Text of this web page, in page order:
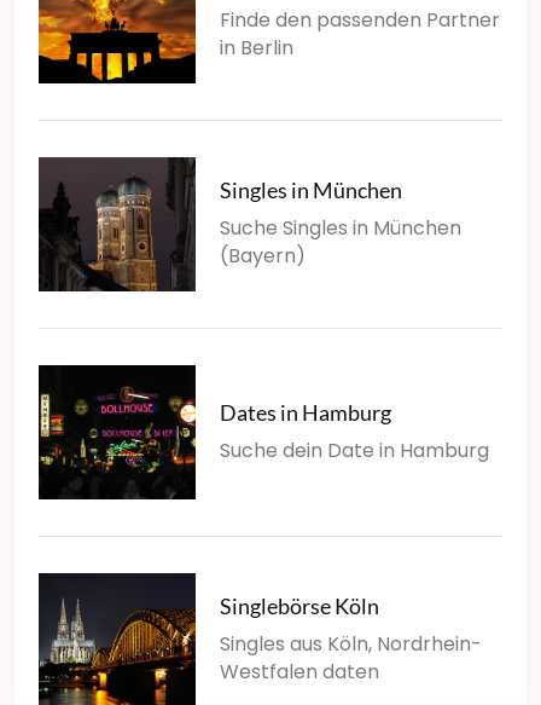
Finde den passenden Partner
in Berlin
Singles in München
Suche Singles in München
(Bayern)
Dates in Hamburg
Suche dein Date in Hamburg
Singlebörse Köln
Singles aus Köln, Nordrhein-
Westfalen daten